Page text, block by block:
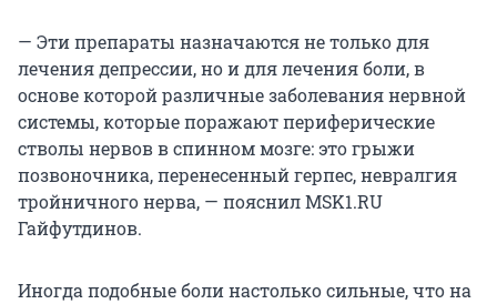
— Эти препараты назначаются не только для
лечения депрессии, но и для лечения боли, в
основе которой различные заболевания нервной
системы, которые поражают периферические
стволы нервов в спинном мозге: это грыжи
позвоночника, перенесенный герпес, невралгия
тройничного нерва, — пояснил MSK1.RU
Гайфутдинов.
Иногда подобные боли настолько сильные, что на